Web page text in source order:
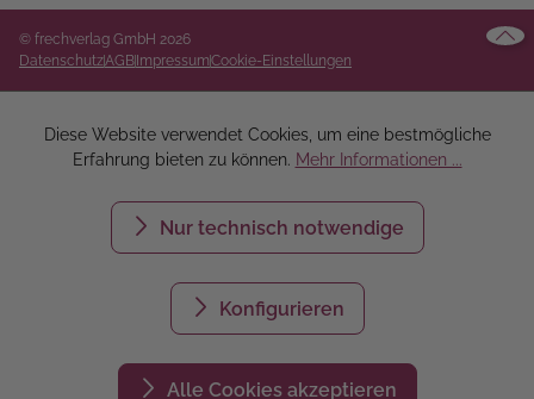
© frechverlag GmbH 2026
DatenschutzAGB ImpressumCookie-Einstellungen
Diese Website verwendet Cookies, um eine bestmögliche
Erfahrung bieten zu können. Mehr Informationen ...
Nur technisch notwendige
Konfigurieren
Alle Cookies akzeptieren